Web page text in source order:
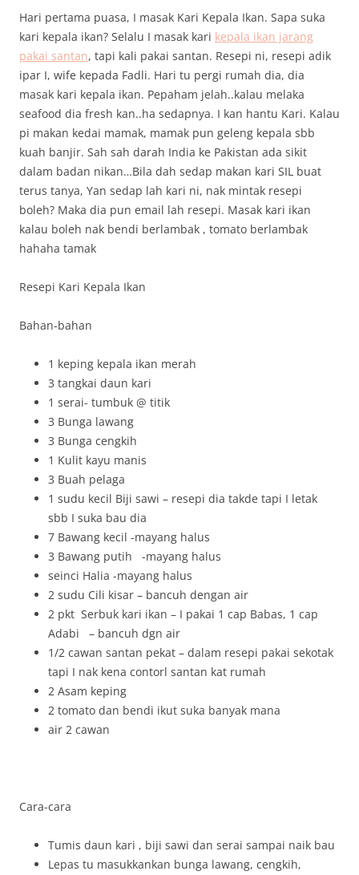
Hari pertama puasa, I masak Kari Kepala Ikan. Sapa suka
kari kepala ikan? Selalu I masak kari kepala ikan jarang
pakai santan, tapi kali pakai santan. Resepi ni, resepi adik
ipar I, wife kepada Fadli. Hari tu pergi rumah dia, dia
masak kari kepala ikan. Pepaham jelah..kalau melaka
seafood dia fresh kan..ha sedapnya. I kan hantu Kari. Kalau
pi makan kedai mamak, mamak pun geleng kepala sbb
kuah banjir. Sah sah darah India ke Pakistan ada sikit
dalam badan nikan…Bila dah sedap makan kari SIL buat
terus tanya, Yan sedap lah kari ni, nak mintak resepi
boleh? Maka dia pun email lah resepi. Masak kari ikan
kalau boleh nak bendi berlambak , tomato berlambak
hahaha tamak
Resepi Kari Kepala Ikan
Bahan-bahan
1 keping kepala ikan merah
3 tangkai daun kari
1 serai- tumbuk @ titik
3 Bunga lawang
3 Bunga cengkih
1 Kulit kayu manis
3 Buah pelaga
1 sudu kecil Biji sawi – resepi dia takde tapi I letak
sbb I suka bau dia
7 Bawang kecil -mayang halus
3 Bawang putih -mayang halus
seinci Halia -mayang halus
2 sudu Cili kisar – bancuh dengan air
2 pkt Serbuk kari ikan – I pakai 1 cap Babas, 1 cap
Adabi – bancuh dgn air
1/2 cawan santan pekat – dalam resepi pakai sekotak
tapi I nak kena contorl santan kat rumah
2 Asam keping
2 tomato dan bendi ikut suka banyak mana
air 2 cawan
Cara-cara
Tumis daun kari , biji sawi dan serai sampai naik bau
Lepas tu masukkankan bunga lawang, cengkih,